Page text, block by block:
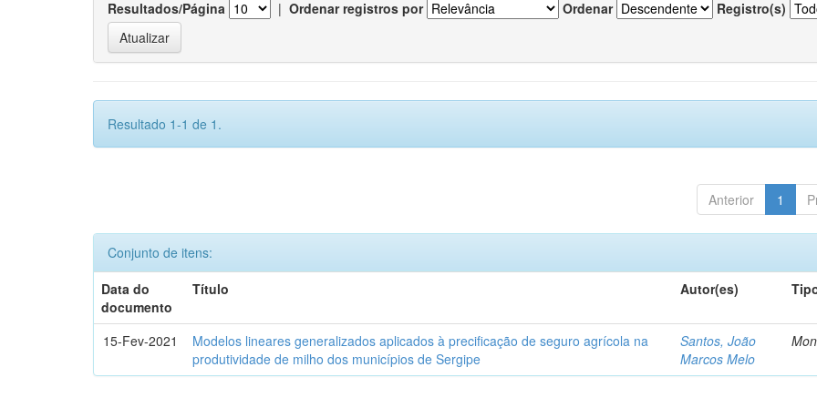
Resultados/Página | Ordenar registros por Ordenar Registro(s)
Resultado 1-1 de 1.
Anterior 1
Conjunto de itens:
Data do
documento
Título Autor(es)
15-Fev-2021
Modelos lineares generalizados aplicados à precificação de seguro agrícola na
produtividade de milho dos municípios de Sergipe
Santos, João
Marcos Melo